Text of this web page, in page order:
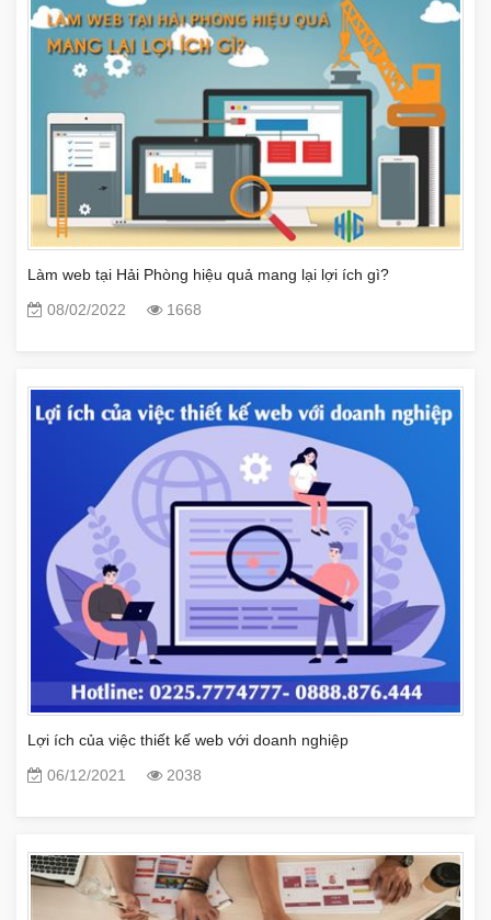
Làm web tại Hải Phòng hiệu quả mang lại lợi ích gì?
08/02/2022
1668
Lợi ích của việc thiết kế web với doanh nghiệp
06/12/2021
2038